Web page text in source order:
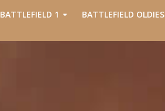
BATTLEFIELD 1 BATTLEFIELD OLDIES